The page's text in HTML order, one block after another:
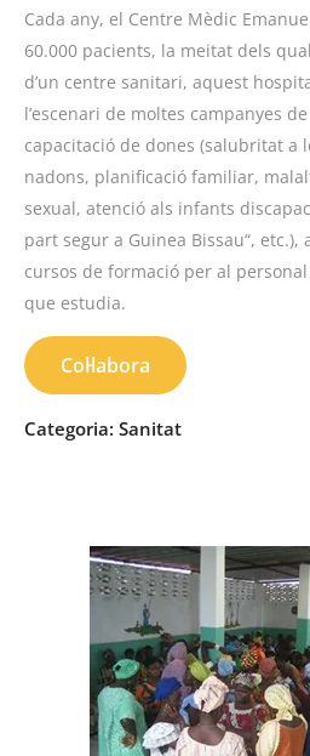
Cada any, el Centre Mèdic
60.000 pacients, la meitat dels
d’un centre sanitari, aquest
l’escenari de moltes campanyes
capacitació de dones (salubritat a
nadons, planificació familiar,
sexual, atenció als infants
part segur a Guinea Bissau“,
cursos de formació per al
que estudia.
Col·labora
Categoria: Sanitat